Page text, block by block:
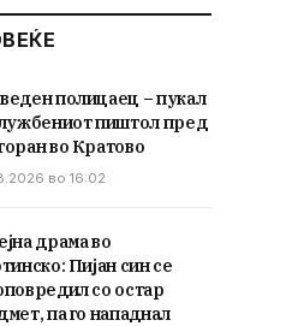
полицаец – пукал
пиштол пред
во Кратово
во 16:02
драма во
Пијан син се
со остар
па го нападнал